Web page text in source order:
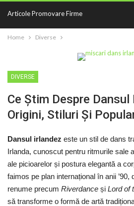
Articole Promovare Firme
Home Diverse
DIVERSE
Ce Știm Despre Dansul
Origini, Stiluri Și
Dansul irlandez este un stil de dans
Irlanda, cunoscut pentru ritmurile sale
ale picioarelor și postura elegantă a
faimos pe plan internațional în anii
renume precum Riverdance și Lord of
să transforme o formă de artă